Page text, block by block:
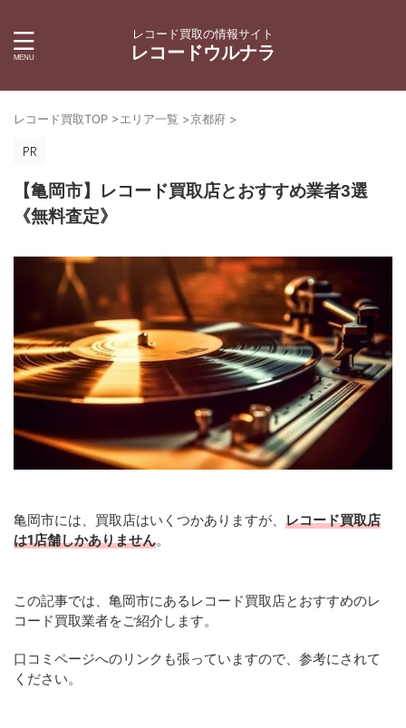
レコード買取の情報サイト
レコードウルナラ
レコード買取TOP >エリア一覧 >京都府 >
【亀岡市】レコード買取店とおすすめ業者3選
《無料査定》
亀岡市には、買取店はいくつかありますが、 レコード買取店
は1店舗しかありません。
この記事では、亀岡市にあるレコード買取店とおすすめのレ
コード買取業者をご紹介します。
口コミページへのリンクも張っていますので、参考にされて
ください。